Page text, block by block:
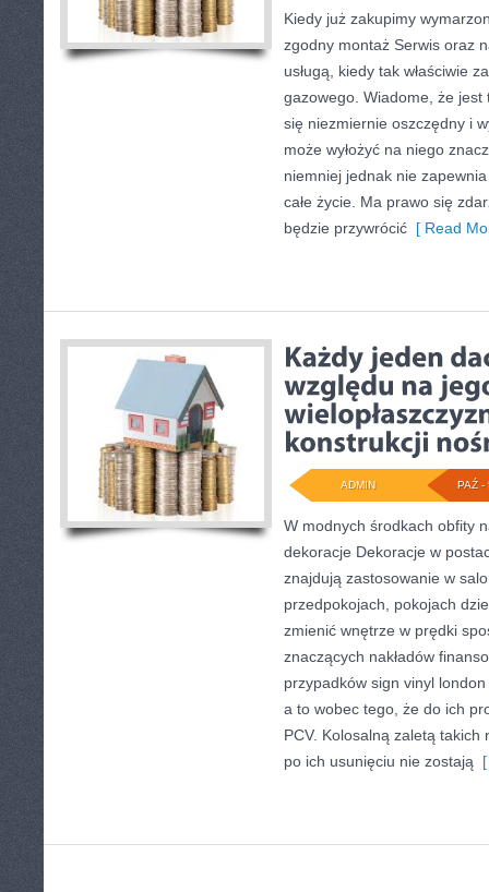
Kiedy już zakupimy
zgodny montaż Serwis oraz
usługą, kiedy tak właściwie
gazowego. Wiadome, że jest
się niezmiernie oszczędny i
może wyłożyć na niego
niemniej jednak nie
całe życie. Ma prawo się
będzie przywrócić [ Read
PAŹ -
ADMIN
W modnych środkach obfity
dekoracje Dekoracje w
znajdują zastosowanie w
przedpokojach, pokojach
zmienić wnętrze w prędki
znaczących nakładów
przypadków sign vinyl
a to wobec tego, że do ich
PCV. Kolosalną zaletą
po ich usunięciu nie zostają